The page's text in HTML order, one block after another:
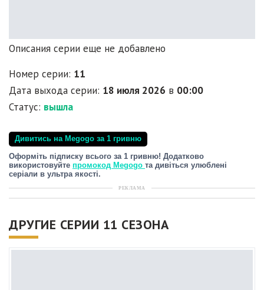
Описания серии еще не добавлено
Номер серии: 11
Дата выхода серии: 18 июля 2026 в 00:00
Статус: вышла
Дивитись на Megogo за 1 гривню
Оформіть підписку всього за 1 гривню! Додатково
використовуйте промокод Megogo та дивіться улюблені
серіали в ультра якості.
РЕКЛАМА
ДРУГИЕ СЕРИИ 11 СЕЗОНА